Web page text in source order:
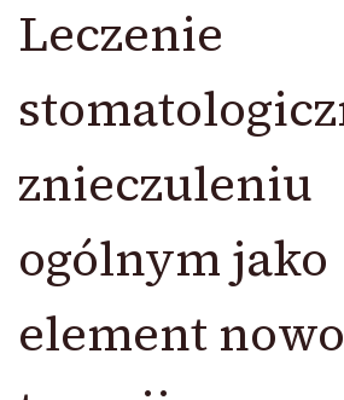
Leczenie
znieczuleniu
ogólnym jako
element